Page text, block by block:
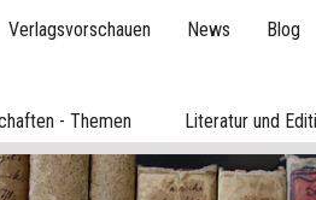
Verlagsvorschauen News Blog
- Themen Literatur und